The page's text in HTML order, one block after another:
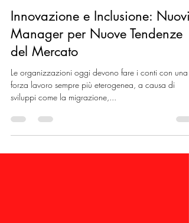
20 apr 2022
Tempo di lettura: 4 min
Innovazione e Inclusione: Nuovi
Manager per Nuove Tendenze
del Mercato
Le organizzazioni oggi devono fare i conti con una
sviluppi come la migrazione,...